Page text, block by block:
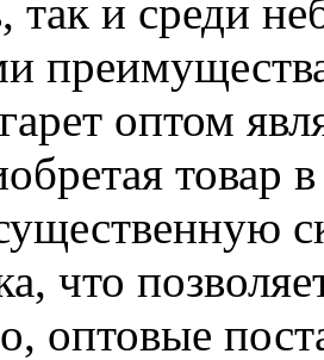
так и среди
оптом
товар
что
оптовые